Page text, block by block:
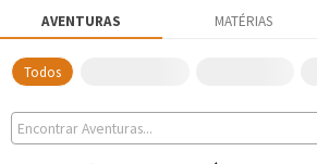
AVENTURAS MATÉRIAS
Todos